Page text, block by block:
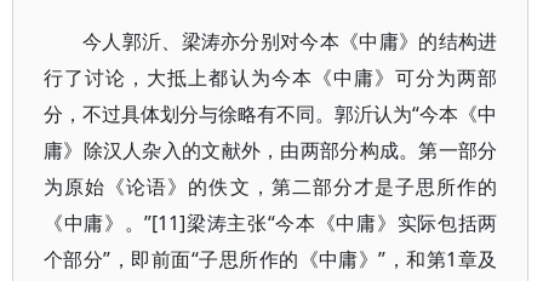
今人郭沂、梁涛亦分别对今本《中庸》的结构进
行了讨论，大抵上都认为今本《中庸》可分为两部
分，不过具体划分与徐略有不同。郭沂认为“今本《中
庸》除汉人杂入的文献外，由两部分构成。第一部分
为原始《论语》的佚文，第二部分才是子思所作的
《中庸》。”[11]梁涛主张“今本《中庸》实际包括两
个部分”，即前面“子思所作的《中庸》”，和第1章及